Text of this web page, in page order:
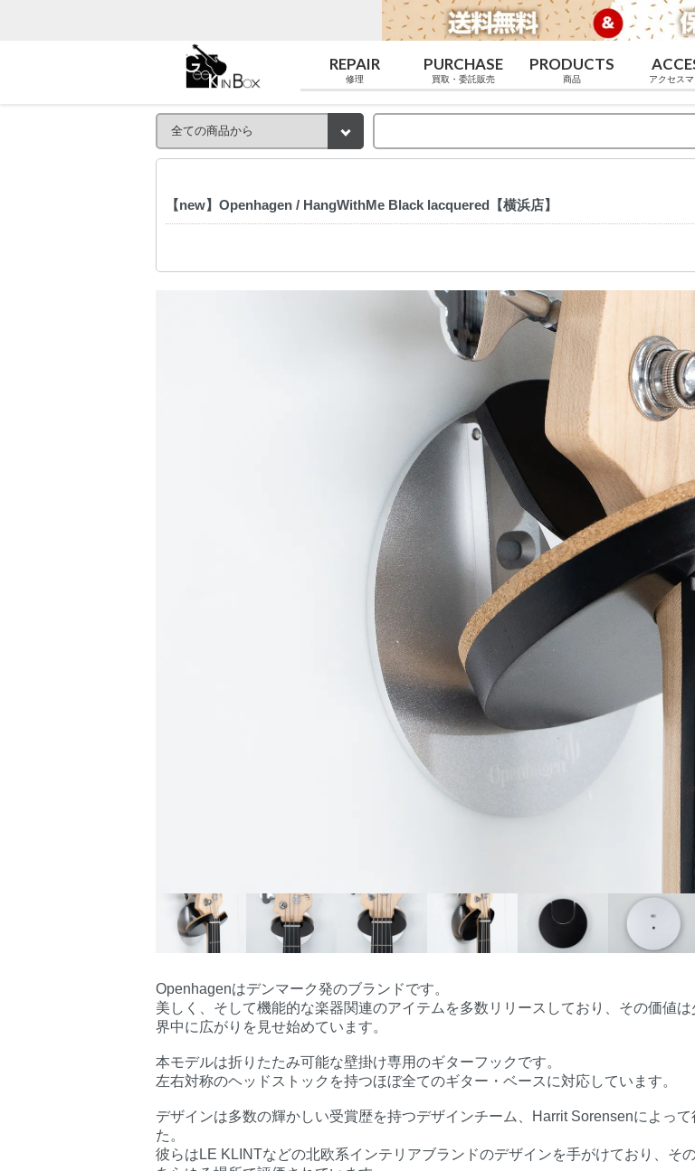
REPAIR
修理
PURCHASE
買取・委託販売
PRODUCTS
商品 アクセス
【new】Openhagen / HangWithMe Black lacquered【横浜店】
Openhagenはデンマーク発のブランドです。
美しく、そして機能的な楽器関連のアイテムを多数リリースしており、その価値
界中に広がりを見せ始めています。
本モデルは折りたたみ可能な壁掛け専用のギターフックです。
左右対称のヘッドストックを持つほぼ全てのギター・ベースに対応しています。
デザインは多数の輝かしい受賞歴を持つデザインチーム、Harrit Sorensenによって
た。
彼らはLE KLINTなどの北欧系インテリアブランドのデザインを手がけており、そ